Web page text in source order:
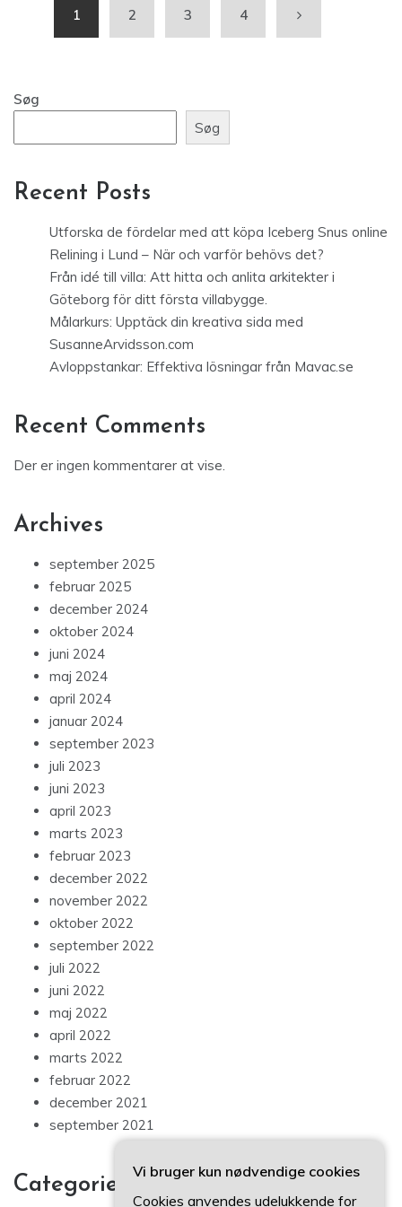
1 2 3 4
Søg
Søg
Recent Posts
Utforska de fördelar med att köpa Iceberg Snus online
Relining i Lund – När och varför behövs det?
Från idé till villa: Att hitta och anlita arkitekter i
Göteborg för ditt första villabygge.
Målarkurs: Upptäck din kreativa sida med
SusanneArvidsson.com
Avloppstankar: Effektiva lösningar från Mavac.se
Recent Comments
Der er ingen kommentarer at vise.
Archives
september 2025
februar 2025
december 2024
oktober 2024
juni 2024
maj 2024
april 2024
januar 2024
september 2023
juli 2023
juni 2023
april 2023
marts 2023
februar 2023
december 2022
november 2022
oktober 2022
september 2022
juli 2022
juni 2022
maj 2022
april 2022
marts 2022
februar 2022
december 2021
september 2021
Categories
Vi bruger kun nødvendige cookies
Cookies anvendes udelukkende for